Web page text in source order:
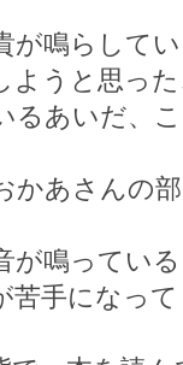
が鳴らして
ようと思っ
るあいだ、
かあさんの部
が鳴ってい
苦手になって